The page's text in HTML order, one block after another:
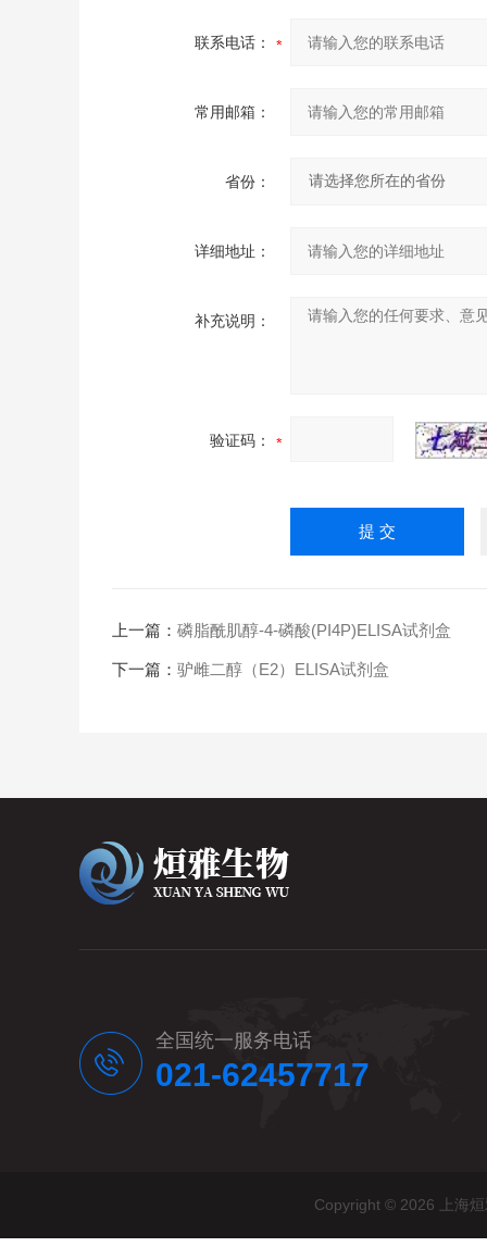
联系电话：
常用邮箱：
省份：
详细地址：
补充说明：
验证码：
上一篇： 磷脂酰肌醇-4-磷酸(PI4P)ELISA试剂盒
下一篇： 驴雌二醇（E2）ELISA试剂盒
全国统一服务电话
021-62457717
Copyright © 2026 上海